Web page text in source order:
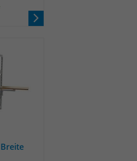
wird genutzt um temporär